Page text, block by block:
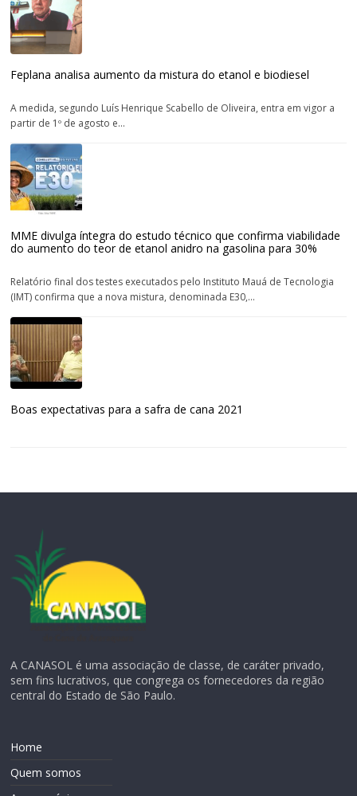
Feplana analisa aumento da mistura do etanol e biodiesel
A medida, segundo Luís Henrique Scabello de Oliveira, entra em vigor a
partir de 1º de agosto e...
MME divulga íntegra do estudo técnico que confirma viabilidade
do aumento do teor de etanol anidro na gasolina para 30%
Relatório final dos testes executados pelo Instituto Mauá de Tecnologia
(IMT) confirma que a nova mistura, denominada E30,...
Boas expectativas para a safra de cana 2021
A CANASOL é uma associação de classe, de caráter privado,
sem fins lucrativos, que congrega os fornecedores da região
central do Estado de São Paulo.
Home
Quem somos